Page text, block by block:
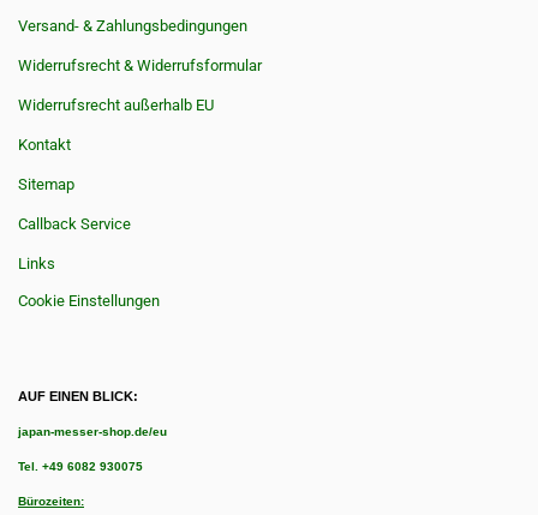
Versand- & Zahlungsbedingungen
Widerrufsrecht & Widerrufsformular
Widerrufsrecht außerhalb EU
Kontakt
Sitemap
Callback Service
Links
Cookie Einstellungen
AUF EINEN BLICK:
japan-messer-shop.de/eu
Tel. +49 6082 930075
Bürozeiten: